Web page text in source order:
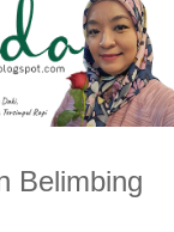
Belimbing